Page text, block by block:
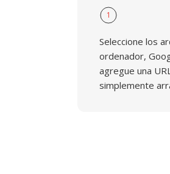
1
Seleccione los
ordenador,
agregue una
simplemente